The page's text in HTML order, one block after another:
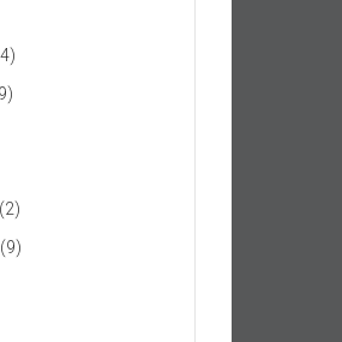
(2)
(9)